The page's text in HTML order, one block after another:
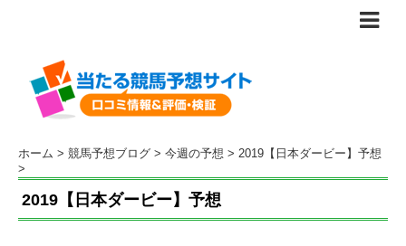
ホーム > 競馬予想ブログ > 今週の予想 > 2019【日本ダービー】予想
>
2019【日本ダービー】予想